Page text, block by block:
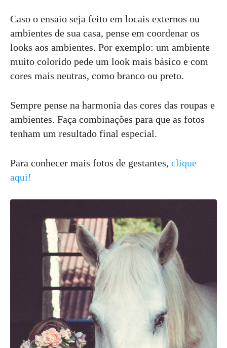
Caso o ensaio seja feito em locais externos ou
ambientes de sua casa, pense em coordenar os
looks aos ambientes. Por exemplo: um ambiente
muito colorido pede um look mais básico e com
cores mais neutras, como branco ou preto.
Sempre pense na harmonia das cores das roupas e
ambientes. Faça combinações para que as fotos
tenham um resultado final especial.
Para conhecer mais fotos de gestantes, clique
aqui!